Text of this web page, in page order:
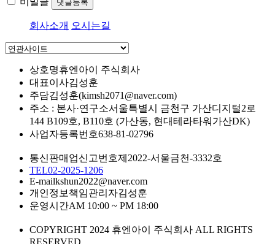
댓글등록
회사소개 오시는길
상호명휴엔아이 주식회사
대표이사김성훈
주담김성훈(kimsh2071@naver.com)
주소 : 본사·연구소서울특별시 금천구 가산디지털2로
144 B109호, B110호 (가산동, 현대테라타워가산DK)
사업자등록번호638-81-02796
통신판매업신고번호제2022-서울금천-3332호
TEL02-2025-1206
E-mailkshun2022@naver.com
개인정보책임관리자김성훈
운영시간AM 10:00 ~ PM 18:00
COPYRIGHT 2024 휴엔아이 주식회사 ALL RIGHTS
RESERVED.